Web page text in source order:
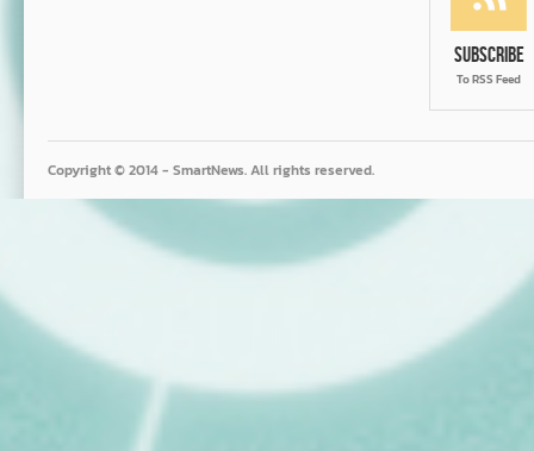
Subscribe
To RSS Feed
Copyright © 2014 - SmartNews. All rights reserved.